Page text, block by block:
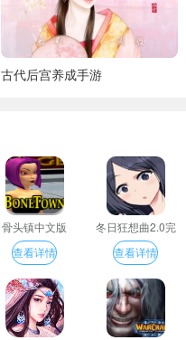
古代后宫养成手游
骨头镇中文版
查看详情
冬日狂想曲2.0完
整汉化版
查看详情